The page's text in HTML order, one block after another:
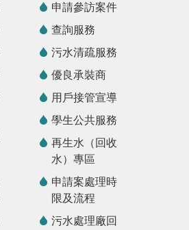
申請參訪案件
查詢服務
污水清疏服務
優良承裝商
用戶接管宣導
學生公共服務
再生水（回收
水）專區
申請案處理時
限及流程
污水處理廠回